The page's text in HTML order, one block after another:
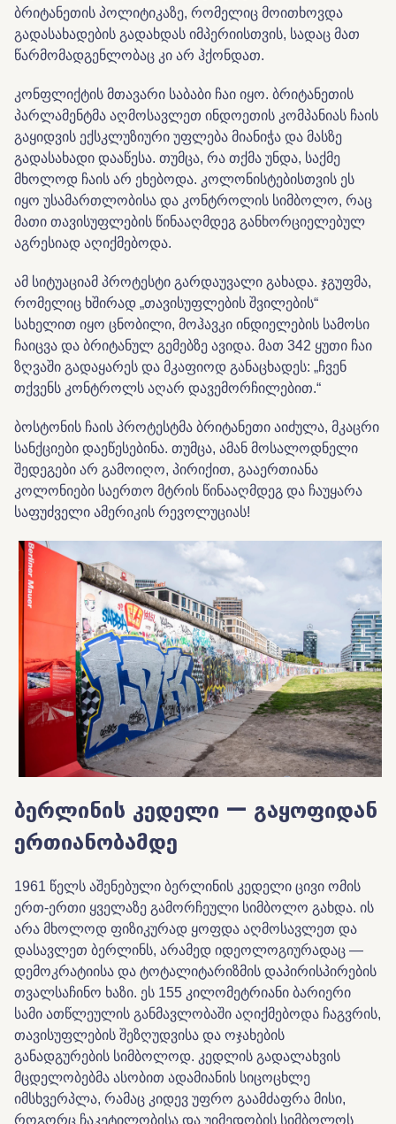
ბრიტანეთის პოლიტიკაზე, რომელიც მოითხოვდა
გადასახადების გადახდას იმპერიისთვის, სადაც მათ
წარმომადგენლობაც კი არ ჰქონდათ.
კონფლიქტის მთავარი საბაბი ჩაი იყო. ბრიტანეთის
პარლამენტმა აღმოსავლეთ ინდოეთის კომპანიას ჩაის
გაყიდვის ექსკლუზიური უფლება მიანიჭა და მასზე
გადასახადი დააწესა. თუმცა, რა თქმა უნდა, საქმე
მხოლოდ ჩაის არ ეხებოდა. კოლონისტებისთვის ეს
იყო უსამართლობისა და კონტროლის სიმბოლო, რაც
მათი თავისუფლების წინააღმდეგ განხორციელებულ
აგრესიად აღიქმებოდა.
ამ სიტუაციამ პროტესტი გარდაუვალი გახადა. ჯგუფმა,
რომელიც ხშირად „თავისუფლების შვილების“
სახელით იყო ცნობილი, მოჰავკი ინდიელების სამოსი
ჩაიცვა და ბრიტანულ გემებზე ავიდა. მათ 342 ყუთი ჩაი
ზღვაში გადაყარეს და მკაფიოდ განაცხადეს: „ჩვენ
თქვენს კონტროლს აღარ დავემორჩილებით.“
ბოსტონის ჩაის პროტესტმა ბრიტანეთი აიძულა, მკაცრი
სანქციები დაეწესებინა. თუმცა, ამან მოსალოდნელი
შედეგები არ გამოიღო, პირიქით, გააერთიანა
კოლონიები საერთო მტრის წინააღმდეგ და ჩაუყარა
საფუძველი ამერიკის რევოლუციას!
ბერლინის კედელი — გაყოფიდან
ერთიანობამდე
1961 წელს აშენებული ბერლინის კედელი ცივი ომის
ერთ-ერთი ყველაზე გამორჩეული სიმბოლო გახდა. ის
არა მხოლოდ ფიზიკურად ყოფდა აღმოსავლეთ და
დასავლეთ ბერლინს, არამედ იდეოლოგიურადაც —
დემოკრატიისა და ტოტალიტარიზმის დაპირისპირების
თვალსაჩინო ხაზი. ეს 155 კილომეტრიანი ბარიერი
სამი ათწლეულის განმავლობაში აღიქმებოდა ჩაგვრის,
თავისუფლების შეზღუდვისა და ოჯახების
განადგურების სიმბოლოდ. კედლის გადალახვის
მცდელობებმა ასობით ადამიანის სიცოცხლე
იმსხვერპლა, რამაც კიდევ უფრო გაამძაფრა მისი,
როგორც ჩაკეტილობისა და უიმედობის სიმბოლოს